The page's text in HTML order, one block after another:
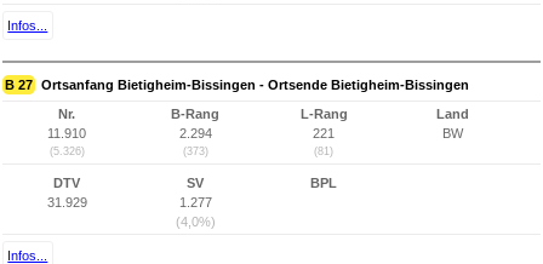
Infos...
B 27 Ortsanfang Bietigheim-Bissingen - Ortsende Bietigheim-Bissingen
Nr.
11.910
(5.326)
B-Rang
2.294
(373)
L-Rang
221
(81)
Land
BW
DTV
31.929
SV
1.277
(4,0%)
BPL
Infos...